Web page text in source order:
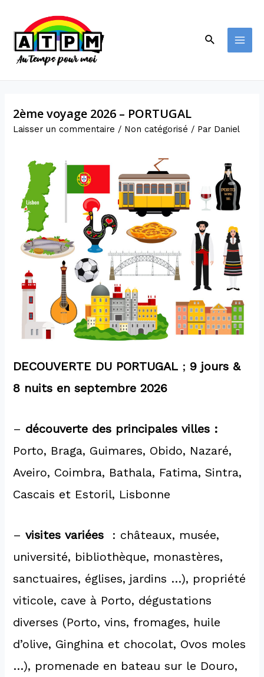
2ème voyage 2026 – PORTUGAL
Laisser un commentaire / Non catégorisé / Par Daniel
DECOUVERTE DU PORTUGAL ; 9 jours &
8 nuits en septembre 2026
– découverte des principales villes :
Porto, Braga, Guimares, Obido, Nazaré,
Aveiro, Coimbra, Bathala, Fatima, Sintra,
Cascais et Estoril, Lisbonne
–visites variées : châteaux, musée,
université, bibliothèque, monastères,
sanctuaires, églises, jardins …), propriété
viticole, cave à Porto, dégustations
diverses (Porto, vins, fromages, huile
d’olive, Ginghina et chocolat, Ovos moles
…), promenade en bateau sur le Douro,